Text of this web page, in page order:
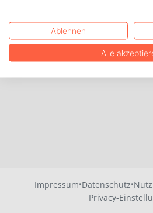
Impressum·Datenschutz·
Privacy-
Ablehnen
Alle